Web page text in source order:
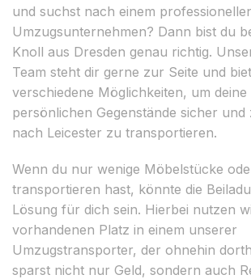
und suchst nach einem
Umzugsunternehmen? Dann bist du
Knoll aus Dresden genau richtig.
Team steht dir gerne zur Seite und
verschiedene Möglichkeiten, um
persönlichen Gegenstände sicher und
nach Leicester zu transportieren.
Wenn du nur wenige Möbelstücke
transportieren hast, könnte die
Lösung für dich sein. Hierbei nutzen
vorhandenen Platz in einem unserer
Umzugstransporter, der ohnehin
sparst nicht nur Geld, sondern auch